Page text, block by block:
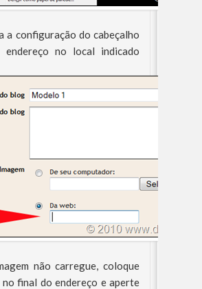
a configuração do cabeçalho
no local indicado
não carregue, coloque
final do endereço e aperte